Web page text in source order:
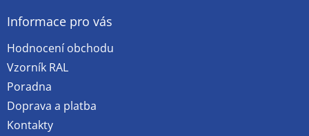
Informace pro vás
Hodnocení obchodu
Vzorník RAL
Poradna
Doprava a platba
Kontakty